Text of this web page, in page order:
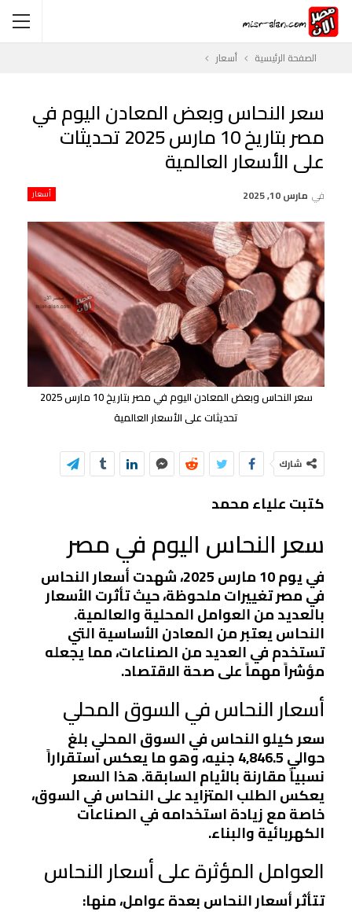
الصفحة الرئيسية أسعار
سعر النحاس وبعض المعادن اليوم في
مصر بتاريخ 10 مارس 2025 تحديثات
على الأسعار العالمية
أسعار في مارس 10, 2025
سعر النحاس وبعض المعادن اليوم في مصر بتاريخ 10 مارس 2025
تحديثات على الأسعار العالمية
شارك
كتبت علياء محمد
سعر النحاس اليوم في مصر
في يوم 10 مارس 2025، شهدت أسعار النحاس
في مصر تغييرات ملحوظة، حيث تأثرت الأسعار
بالعديد من العوامل المحلية والعالمية.
النحاس يعتبر من المعادن الأساسية التي
تستخدم في العديد من الصناعات، مما يجعله
مؤشراً مهماً على صحة الاقتصاد.
أسعار النحاس في السوق المحلي
سعر كيلو النحاس في السوق المحلي بلغ
حوالي 4,846.5 جنيه، وهو ما يعكس استقراراً
نسبياً مقارنة بالأيام السابقة. هذا السعر
يعكس الطلب المتزايد على النحاس في السوق،
خاصة مع زيادة استخدامه في الصناعات
الكهربائية والبناء.
العوامل المؤثرة على أسعار النحاس
تتأثر أسعار النحاس بعدة عوامل، منها: